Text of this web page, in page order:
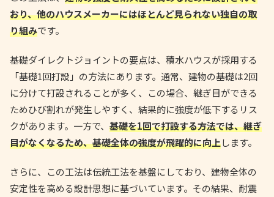
おり、他のハウスメーカーにはほとんど見られない独自の取
り組みです。
基礎ダイレクトジョイントの要点は、積水ハウスが採用する
「基礎1回打設」の方法にあります。通常、建物の基礎は2回
に分けて打設されることが多く、この場合、継ぎ目ができる
ためひび割れが発生しやすく、結果的に強度が低下するリス
クがあります。一方で、 基礎を1回で打設する方法では、継ぎ
目がなくなるため、基礎全体の強度が飛躍的に向上します。
さらに、この工法は伝統工法を基盤にしており、建物全体の
安定性を高める設計思想に基づいています。その結果、耐震